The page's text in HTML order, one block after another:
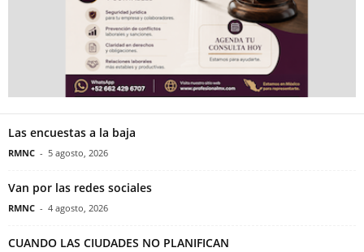
Las encuestas a la baja
RMNC - 5 agosto, 2026
Van por las redes sociales
RMNC - 4 agosto, 2026
CUANDO LAS CIUDADES NO PLANIFICAN